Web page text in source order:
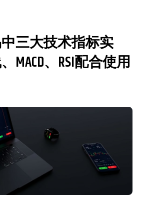
三大技术指标实
MACD、RSI配合使用